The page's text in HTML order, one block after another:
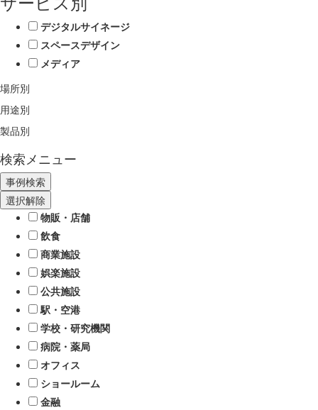
デジタルサイネージ
スペースデザイン
メディア
場所別
用途別
製品別
検索メニュー
選択解除
物販・店舗
飲食
商業施設
娯楽施設
公共施設
駅・空港
学校・研究機関
病院・薬局
オフィス
ショールーム
金融